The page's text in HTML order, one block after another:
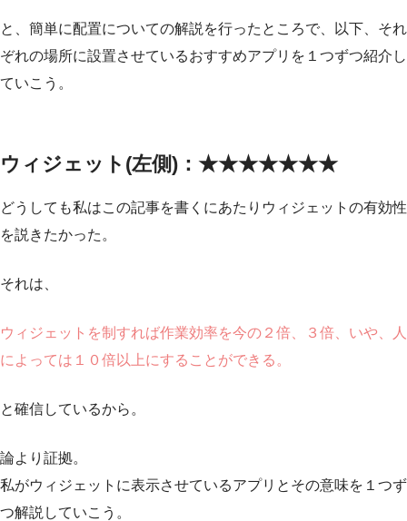
と、簡単に配置についての解説を行ったところで、以下、それ
ぞれの場所に設置させているおすすめアプリを１つずつ紹介し
ていこう。
ウィジェット(左側)：★★★★★★★
どうしても私はこの記事を書くにあたりウィジェットの有効性
を説きたかった。
それは、
ウィジェットを制すれば作業効率を今の２倍、３倍、いや、人
によっては１０倍以上にすることができる。
と確信しているから。
論より証拠。
私がウィジェットに表示させているアプリとその意味を１つず
つ解説していこう。